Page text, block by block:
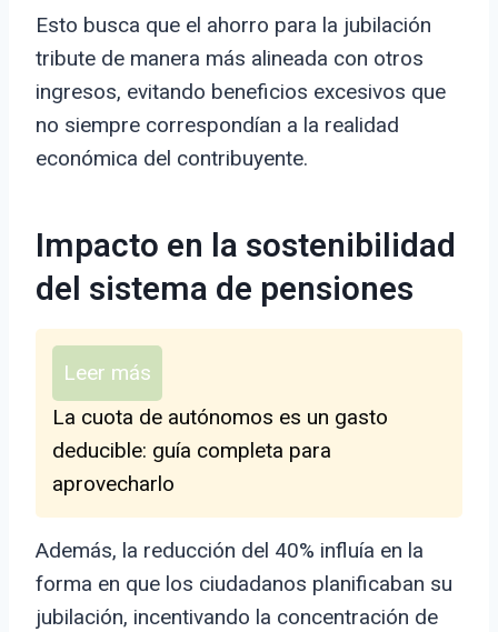
Esto busca que el ahorro para la jubilación
tribute de manera más alineada con otros
ingresos, evitando beneficios excesivos que
no siempre correspondían a la realidad
económica del contribuyente.
Impacto en la sostenibilidad
del sistema de pensiones
Leer más
La cuota de autónomos es un gasto
deducible: guía completa para
aprovecharlo
Además, la reducción del 40% influía en la
forma en que los ciudadanos planificaban su
jubilación, incentivando la concentración de